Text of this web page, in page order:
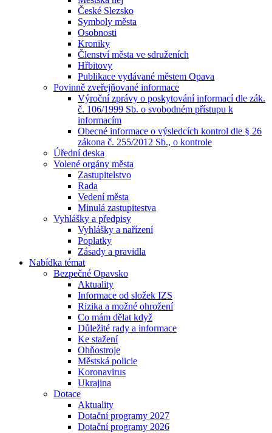
České Slezsko
Symboly města
Osobnosti
Kroniky
Členství města ve sdruženích
Hřbitovy
Publikace vydávané městem Opava
Povinně zveřejňované informace
Výroční zprávy o poskytování informací dle zák.
č. 106/1999 Sb. o svobodném přístupu k
informacím
Obecné informace o výsledcích kontrol dle § 26
zákona č. 255/2012 Sb., o kontrole
Úřední deska
Volené orgány města
Zastupitelstvo
Rada
Vedení města
Minulá zastupitestva
Vyhlášky a předpisy
Vyhlášky a nařízení
Poplatky
Zásady a pravidla
Nabídka témat
Bezpečné Opavsko
Aktuality
Informace od složek IZS
Rizika a možné ohrožení
Co mám dělat když
Důležité rady a informace
Ke stažení
Ohňostroje
Městská policie
Koronavirus
Ukrajina
Dotace
Aktuality
Dotační programy 2027
Dotační programy 2026